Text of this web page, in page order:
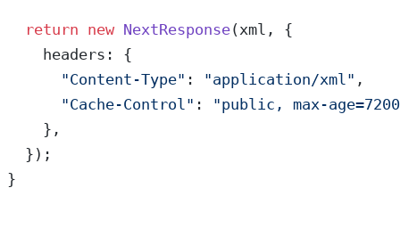
  return
new NextResponse(xml, {
    headers: {
      "Content-Type"
: "application/xml" ,
      "Cache-Control"
:
"public, max-
    },
  });
}